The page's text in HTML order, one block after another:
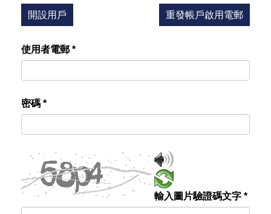
開設用戶 重發帳戶啟用電郵
使用者電郵 *
密碼 *
輸入圖片驗證碼文字 *